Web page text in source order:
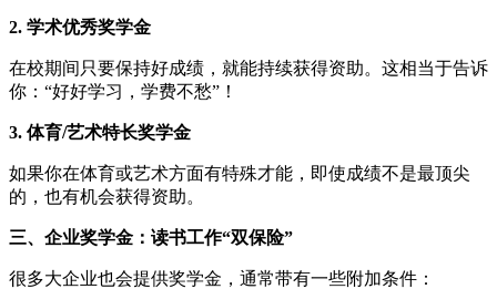
2. 学术优秀奖学金
在校期间只要保持好成绩，就能持续获得资助。这相当于告诉
你：“好好学习，学费不愁”！
3. 体育/艺术特长奖学金
如果你在体育或艺术方面有特殊才能，即使成绩不是最顶尖
的，也有机会获得资助。
三、企业奖学金：读书工作“双保险”
很多大企业也会提供奖学金，通常带有一些附加条件：